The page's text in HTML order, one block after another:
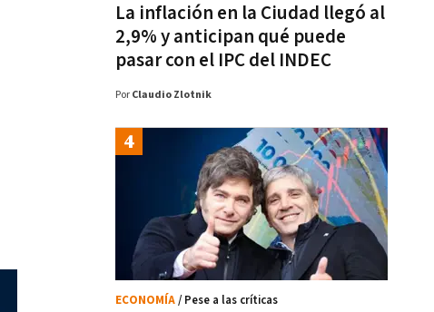
La inflación en la Ciudad llegó al
2,9% y anticipan qué puede
pasar con el IPC del INDEC
Por Claudio Zlotnik
ECONOMÍA/ Pese a las críticas